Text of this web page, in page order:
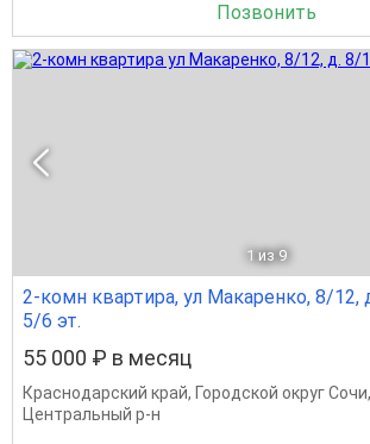
Позвонить
1 из 9
2-комн квартира, ул Макаренко, 8/12,
5/6 эт.
55 000 ₽ в месяц
Краснодарский край, Городской округ Сочи,
Центральный р-н